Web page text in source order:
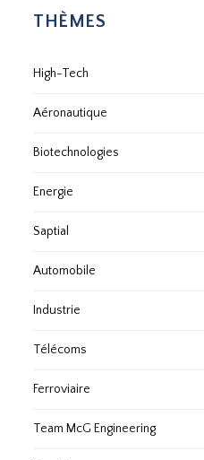
THÈMES
High-Tech
Aéronautique
Biotechnologies
Energie
Saptial
Automobile
Industrie
Télécoms
Ferroviaire
Team McG Engineering